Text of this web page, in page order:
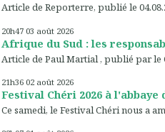
Article de Reporterre, publié le
20h47 03 août 2026
Afrique du Sud : les
Article de Paul Martial , publié par le
21h36 02 août 2026
Festival Chéri 2026 à l'abbaye
Ce samedi, le Festival Chéri nous a